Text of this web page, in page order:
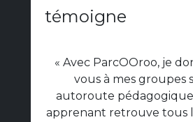
témoigne
« Avec ParcOOroo, je
vous à mes groupes
autoroute
apprenant retrouve tous